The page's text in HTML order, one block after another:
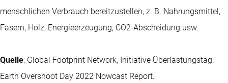
menschlichen Verbrauch bereitzustellen, z. B. Nahrungsmittel,
Fasern, Holz, Energieerzeugung, CO2-Abscheidung usw.
Quelle: Global Footprint Network, Initiative Überlastungstag.
Earth Overshoot Day 2022 Nowcast Report.